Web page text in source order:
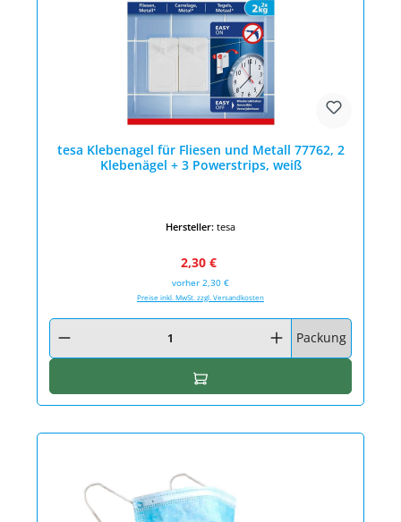
tesa Klebenagel für Fliesen und Metall 77762, 2
Klebenägel + 3 Powerstrips, weiß
Hersteller: tesa
Verkaufspreis:
2,30 €
vorher 2,30 €
Preise inkl. MwSt. zzgl. Versandkosten
Produkt Anzahl: Gib den gewünschten Wert ein oder benutze die
Packung
In den Warenkorb